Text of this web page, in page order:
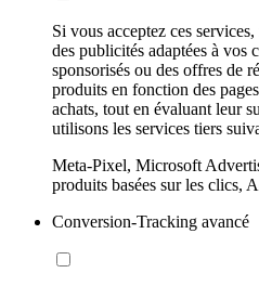
Si vous acceptez ces
des publicités adaptées à vos
sponsorisés ou des offres de
produits en fonction des
achats, tout en évaluant leur
utilisons les services tiers
Meta-Pixel, Microsoft
produits basées sur les clics,
Conversion-Tracking avancé